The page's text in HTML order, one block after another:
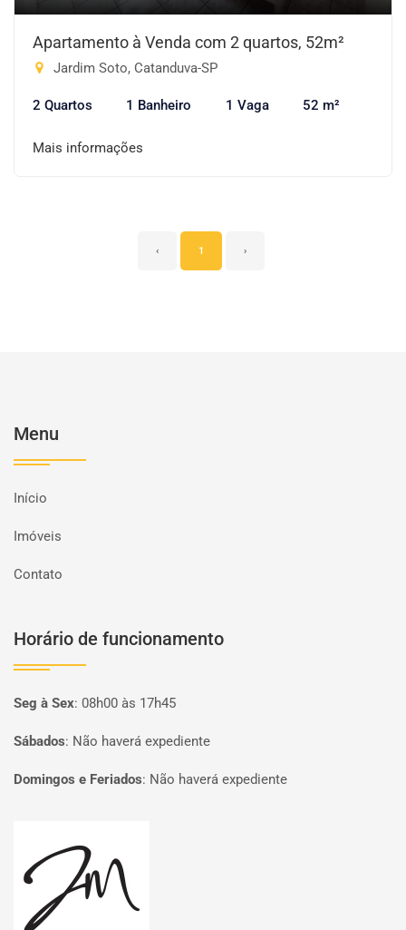
Apartamento à Venda com 2 quartos, 52m²
Jardim Soto, Catanduva-SP
2 Quartos 1 Banheiro 1 Vaga 52 m²
Mais informações
‹ 1 ›
Menu
Início
Imóveis
Contato
Horário de funcionamento
Seg à Sex: 08h00 às 17h45
Sábados: Não haverá expediente
Domingos e Feriados: Não haverá expediente